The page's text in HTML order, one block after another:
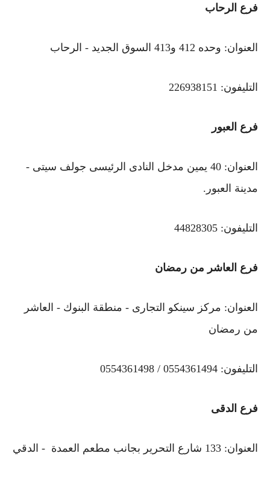
فرع الرحاب
العنوان: وحده 412 و413 السوق الجديد - الرحاب
التليفون: 226938151
فرع العبور
العنوان: 40 يمين مدخل النادى الرئيسى جولف سيتى -
مدينة العبور.
التليفون: 44828305
فرع العاشر من رمضان
العنوان: مركز سينكو التجارى - منطقة البنوك - العاشر
من رمضان
التليفون: 0554361494 / 0554361498
فرع الدقى
العنوان: 133 شارع التحرير بجانب مطعم العمدة - الدقي